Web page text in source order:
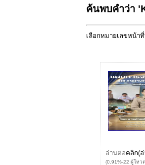
ค้นพบคำว่า
เลือกหมายเลขหน้า
อ่านต่อคลิก(
(0.91%-22 ผู้โหว